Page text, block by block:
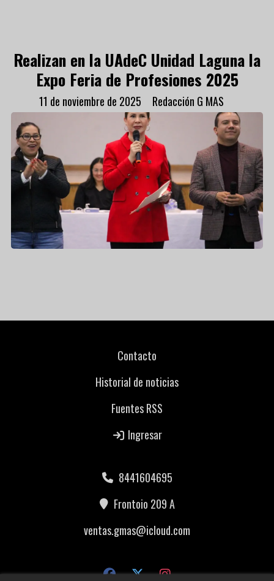
Realizan en la UAdeC Unidad Laguna la
Expo Feria de Profesiones 2025
Redacción G MAS
11 de noviembre de 2025
Contacto
Historial de noticias
Fuentes RSS
Ingresar
8441604695
Frontoio 209 A
ventas.gmas@icloud.com